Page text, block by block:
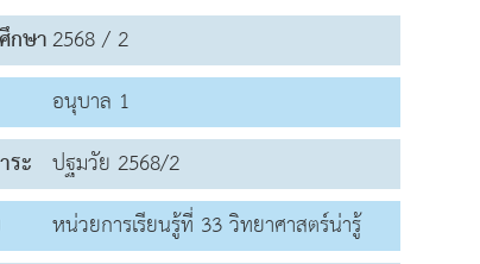
กษา2568 / 2
อนุบาล 1
ระ ปฐมวัย 2568/2
หน่วยการเรียนรู้ที่ 33 วิทยาศาสตร์น่ารู้